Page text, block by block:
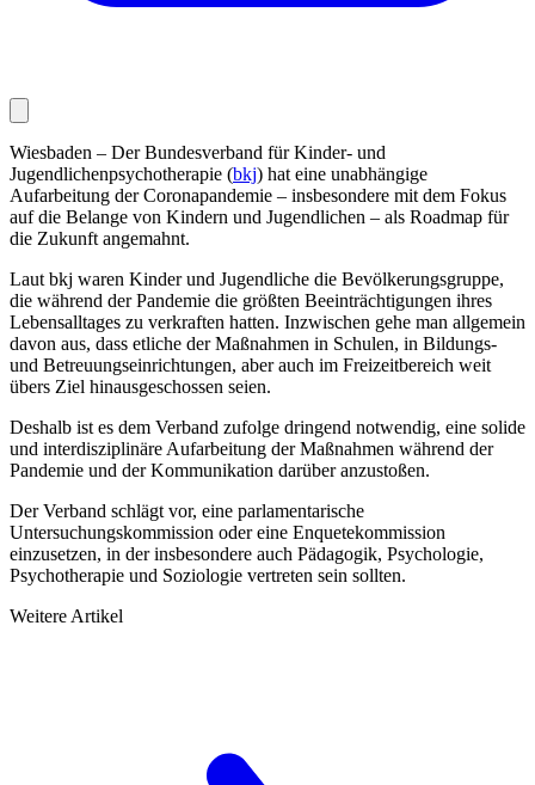
Wiesbaden – Der Bundesverband für Kinder- und
Jugendlichenpsychotherapie (bkj) hat eine unabhängige
Aufarbeitung der Coronapandemie – insbesondere mit dem Fokus
auf die Belange von Kindern und Jugendli­chen – als Roadmap für
die Zukunft angemahnt.
Laut bkj waren Kinder und Jugendliche die Bevölkerungsgruppe,
die während der Pandemie die größten Beeinträchtigungen ihres
Lebensalltages zu verkraften hatten. Inzwischen gehe man allgemein
davon aus, dass etliche der Maßnahmen in Schulen, in Bildungs-
und Betreuungseinrichtungen, aber auch im Freizeitbe­reich weit
übers Ziel hinausgeschossen seien.
Deshalb ist es dem Verband zufolge dringend notwendig, eine solide
und interdisziplinäre Aufarbeitung der Maßnahmen während der
Pandemie und der Kommunikation darüber anzustoßen.
Der Verband schlägt vor, eine parlamentarische
Untersuchungskommission oder eine Enquetekommission
einzusetzen, in der insbesondere auch Pädagogik, Psychologie,
Psychotherapie und Soziologie vertreten sein sollten.
Weitere Artikel